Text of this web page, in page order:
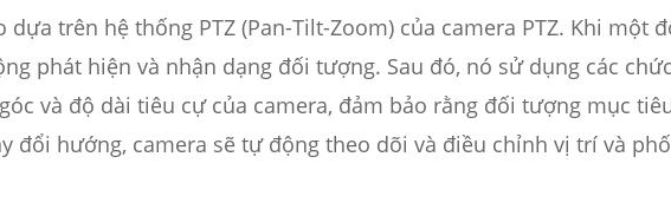
trên hệ thống PTZ (Pan-Tilt-Zoom) của camera PTZ. Khi một
phát hiện và nhận dạng đối tượng. Sau đó, nó sử dụng các
và độ dài tiêu cự của camera, đảm bảo rằng đối tượng mục
đổi hướng, camera sẽ tự động theo dõi và điều chỉnh vị trí và